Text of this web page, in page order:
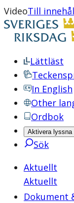
VideoTill
Lättläst
In English
Other
Ordbok
Aktivera lyssna
Sök
Aktuellt
Aktuellt
Dokument